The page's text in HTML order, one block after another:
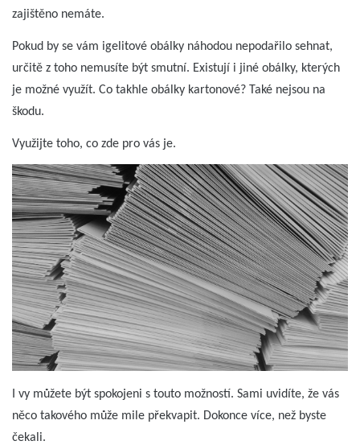
zajištěno nemáte.
Pokud by se vám igelitové obálky náhodou nepodařilo sehnat,
určitě z toho nemusíte být smutní. Existují i jiné obálky, kterých
je možné využít. Co takhle obálky kartonové? Také nejsou na
škodu.
Využijte toho, co zde pro vás je.
I vy můžete být spokojeni s touto možností. Sami uvidíte, že vás
něco takového může mile překvapit. Dokonce více, než byste
čekali.